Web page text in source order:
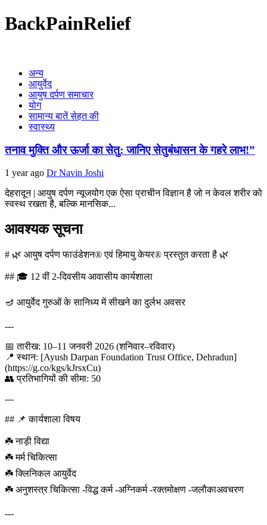
BackPainRelief
अन्य
आयुर्वेद
आयुष दर्पण समाचार
योग
सामान्य बातें सेहत की
स्वास्थ्य
तनाव मुक्ति और ऊर्जा का सेतु: जानिए सेतुबंधासन के गहरे लाभ!”
1 year ago Dr Navin Joshi
देहरादून | आयुष दर्पण न्यूजयोग एक ऐसा प्राचीन विज्ञान है जो न केवल शरीर को
स्वस्थ रखता है, बल्कि मानसिक...
आवश्यक सूचना
# 🌿 आयुष दर्पण फाउंडेशन® एवं हिमायु केयर® प्रस्तुत करता है 🌿
## 🎓 12 वीं 2-दिवसीय आवासीय कार्यशाला
🪔 आयुर्वेद गुरुओं के सानिध्य में सीखने का दुर्लभ अवसर
---
📅 तारीख: 10–11 जनवरी 2026 (शनिवार–रविवार)
📍 स्थान: [Ayush Darpan Foundation Trust Office, Dehradun]
(https://g.co/kgs/kJrsxCu)
👥 प्रतिभागियों की सीमा: 50
---
## 📌 कार्यशाला विषय
☘️ नाड़ी विद्या
☘️ मर्म चिकित्सा
☘️ क्लिनिकल आयुर्वेद
☘️ अनुशस्त्र चिकित्सा -विद्ध कर्म -अग्निकर्म -रक्तमोक्षण -जलौकाअवचरण
---